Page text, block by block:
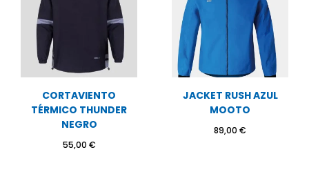
CORTAVIENTO
TÉRMICO THUNDER
NEGRO
55,00 €
JACKET RUSH AZUL
MOOTO
89,00 €